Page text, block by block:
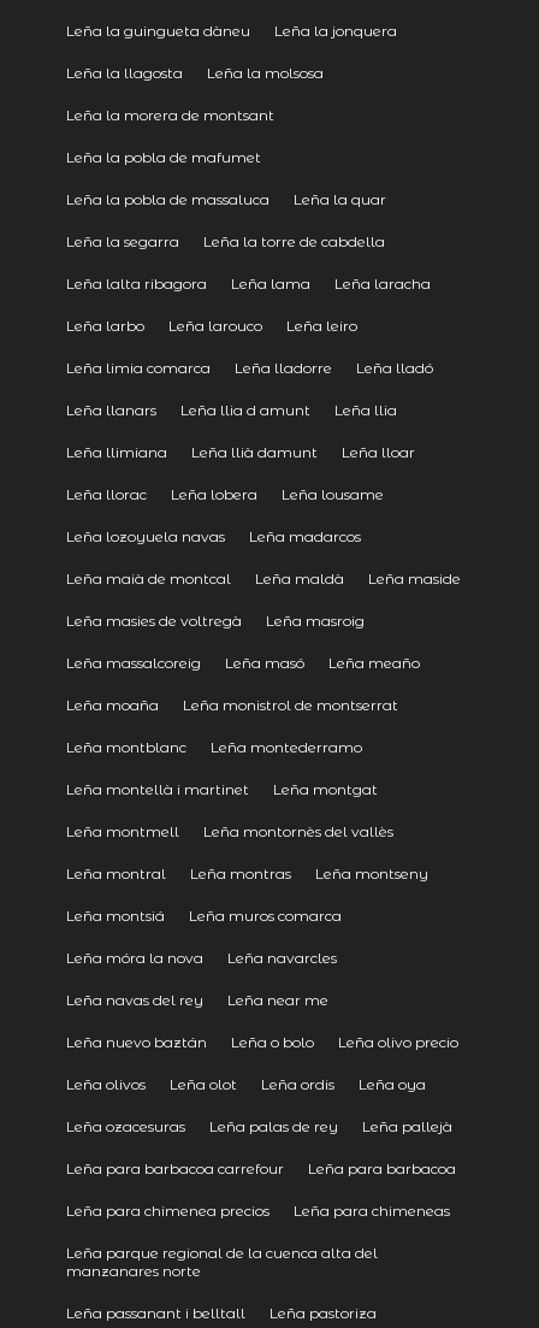
Leña la guingueta dàneu Leña la jonquera
Leña la llagosta Leña la molsosa
Leña la morera de montsant
Leña la pobla de mafumet
Leña la pobla de massaluca Leña la quar
Leña la segarra Leña la torre de cabdella
Leña lalta ribagora Leña lama Leña laracha
Leña larbo Leña larouco Leña leiro
Leña limia comarca Leña lladorre Leña lladó
Leña llanars Leña llia d amunt Leña llia
Leña llimiana Leña llià damunt Leña lloar
Leña llorac Leña lobera Leña lousame
Leña lozoyuela navas Leña madarcos
Leña maià de montcal Leña maldà Leña maside
Leña masies de voltregà Leña masroig
Leña massalcoreig Leña masó Leña meaño
Leña moaña Leña monistrol de montserrat
Leña montblanc Leña montederramo
Leña montellà i martinet Leña montgat
Leña montmell Leña montornès del vallès
Leña montral Leña montras Leña montseny
Leña montsiá Leña muros comarca
Leña móra la nova Leña navarcles
Leña navas del rey Leña near me
Leña nuevo baztán Leña o bolo Leña olivo precio
Leña olivos Leña olot Leña ordis Leña oya
Leña ozacesuras Leña palas de rey Leña pallejà
Leña para barbacoa carrefour Leña para barbacoa
Leña para chimenea precios Leña para chimeneas
Leña parque regional de la cuenca alta del
manzanares norte
Leña passanant i belltall Leña pastoriza